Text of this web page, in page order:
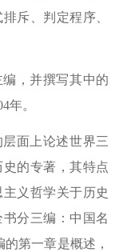
斥、判定程序、
，并撰写其中的
年。
面上论述世界三
的专著，其特点
义哲学关于历史
分三编：中国名
第一章是概述，